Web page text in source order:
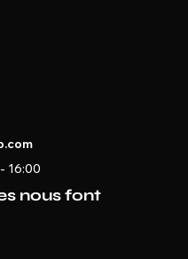
16:00
nous font